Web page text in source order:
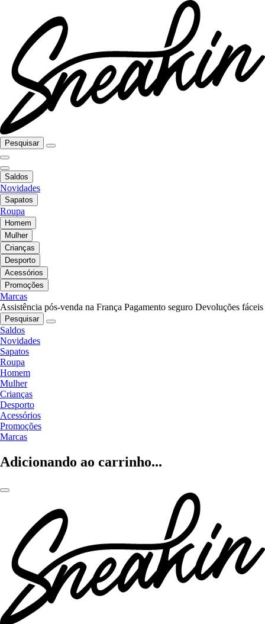
Pesquisar
Saldos
Novidades
Sapatos
Roupa
Homem
Mulher
Crianças
Desporto
Acessórios
Promoções
Marcas
Assistência pós-venda na França Pagamento seguro Devoluções fáceis
Pesquisar
Saldos
Novidades
Sapatos
Roupa
Homem
Mulher
Crianças
Desporto
Acessórios
Promoções
Marcas
Adicionando ao carrinho...